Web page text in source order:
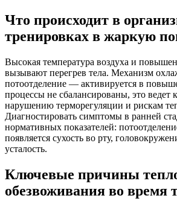
Что происходит в
тренировках в жаркую
Высокая температура воздуха и
вызывают перегрев тела. Механизм
потоотделение — активируется в
процессы не сбалансированы, это ведет
нарушению терморегуляции и рискам
Диагностировать симптомы в ранней
нормативных показателей:
появляется сухость во рту,
усталость.
Ключевые причины
обезвоживания во время